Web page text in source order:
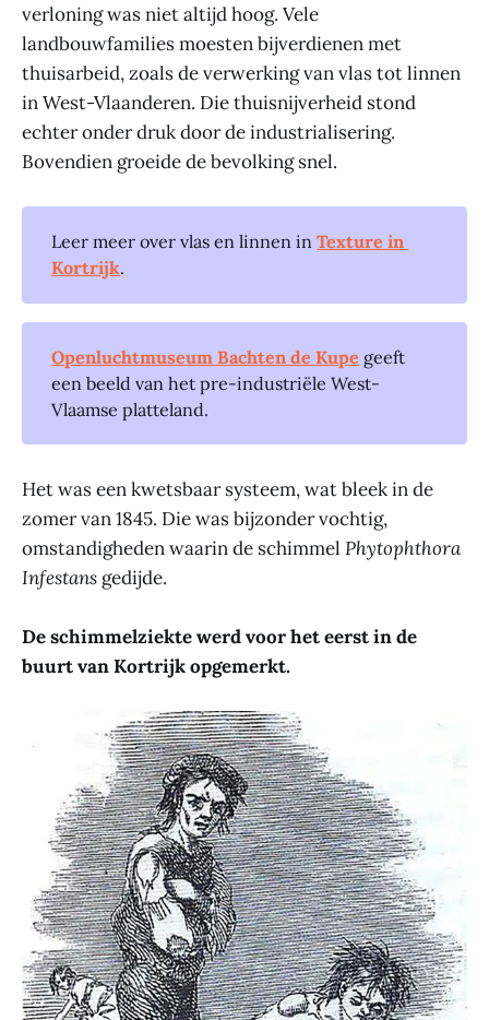
verloning was niet altijd hoog. Vele
landbouwfamilies moesten bijverdienen met
thuisarbeid, zoals de verwerking van vlas tot linnen
in West-Vlaanderen. Die thuisnijverheid stond
echter onder druk door de industrialisering.
Bovendien groeide de bevolking snel.
Leer meer over vlas en linnen inTexture in
Kortrijk.
Openluchtmuseum Bachten de Kupe geeft
een beeld van het pre-industriële West-
Vlaamse platteland.
Het was een kwetsbaar systeem, wat bleek in de
zomer van 1845. Die was bijzonder vochtig,
omstandigheden waarin de schimmel Phytophthora
Infestans gedijde.
De schimmelziekte werd voor het eerst in de
buurt van Kortrijk opgemerkt.